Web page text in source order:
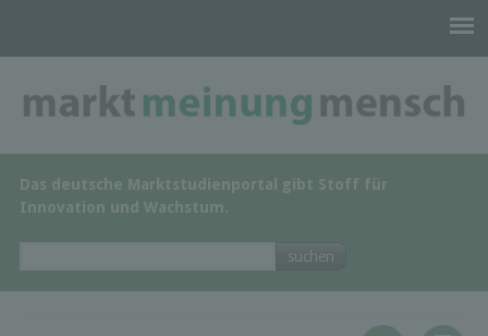
Das deutsche Marktstudienportal gibt Stoff für
Innovation und Wachstum.